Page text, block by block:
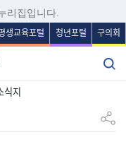
기
리집입니다.
생교육포털 청년포털 구의회
지
공유하